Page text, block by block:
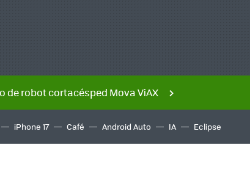
de robot cortacésped Mova ViAX
iPhone 17 Café Android Auto IA Eclipse